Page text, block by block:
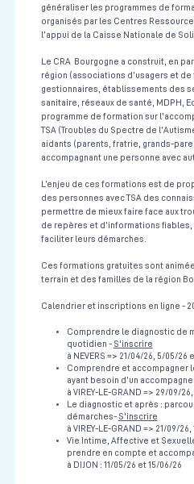
Prise en charge d'une urgence
(médical et paramédical)
Centre de Simulation en santé
Voir la fiche
Prise en charge d'une urgence
Urgences Vitales
Centre de Simulation en santé
Voir la fiche
Centre de Simulation en santé
Voir la fiche
Formation Unité Mobile Hospitalière – Paramédicalisée (UMH-
P)
Urgences Vitales
généraliser les programmes de
organisés par les Centres
l’appui de la Caisse Nationale de
Le CRA Bourgogne a construit, en
région (associations d’usagers et
gestionnaires, établissements des
sanitaire, réseaux de santé, MDPH,
programme de formation sur
TSA (Troubles du Spectre de
aidants (parents, fratrie, grands-
accompagnant une personne avec
L’enjeu de ces formations est de
des personnes avec TSA des
permettre de mieux faire face aux
de repères et d’informations
faciliter leurs démarches.
Ces formations gratuites sont
terrain et des familles de la région
Calendrier et inscriptions en ligne -
Comprendre le diagnostic de
quotidien - S'inscrire
à NEVERS => 21/04/26, 5/05/26
Comprendre et accompagner
ayant besoin d’un
à VIREY-LE-GRAND => 29/09/
Le diagnostic et après :
démarches- S'inscrire
à VIREY-LE-GRAND => 21/09/26,
Vie Intime, Affective et
prendre en compte et
à DIJON : 11/05/26 et 15/06/26